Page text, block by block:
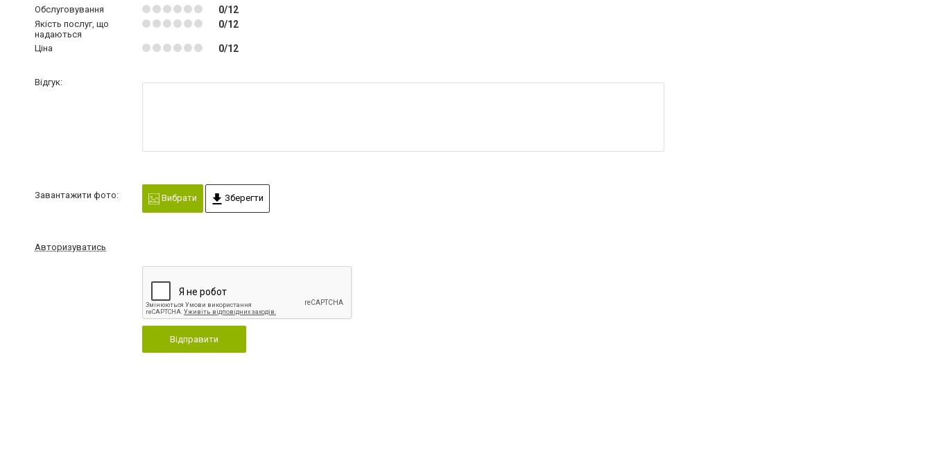
Обслуговування 0/12
Якість послуг, що
надаються
0/12
Ціна 0/12
Відгук:
Завантажити фото: Вибрати Зберегти
Авторизуватись
Відправити